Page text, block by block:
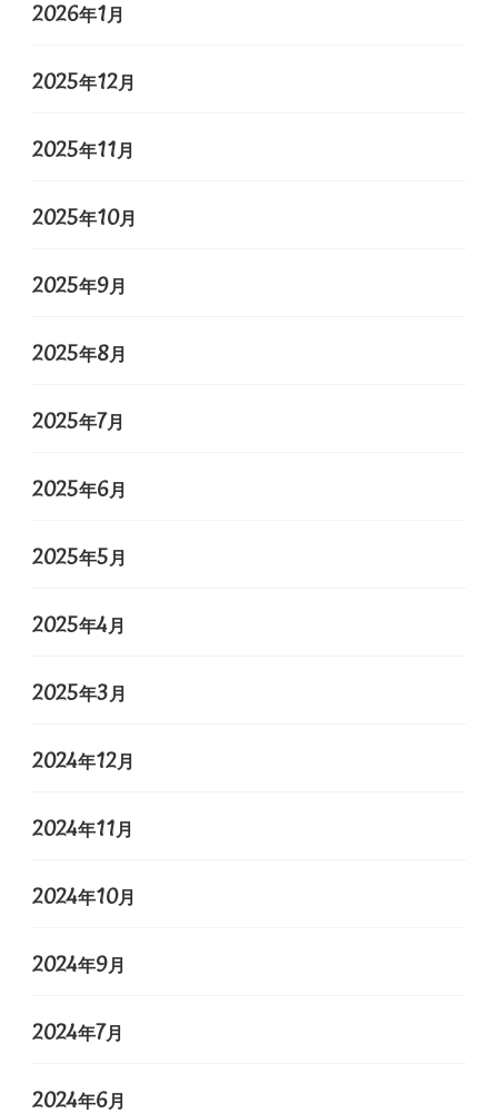
2026年1月
2025年12月
2025年11月
2025年10月
2025年9月
2025年8月
2025年7月
2025年6月
2025年5月
2025年4月
2025年3月
2024年12月
2024年11月
2024年10月
2024年9月
2024年7月
2024年6月